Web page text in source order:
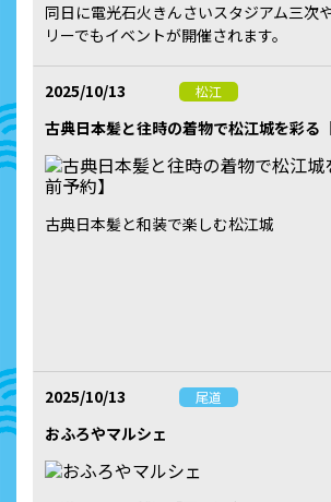
同日に電光石火きんさいスタジアム三次
リーでもイベントが開催されます。
2025/10/13 松江
古典日本髪と往時の着物で松江城を彩る
古典日本髪と和装で楽しむ松江城
2025/10/13 尾道
おふろやマルシェ